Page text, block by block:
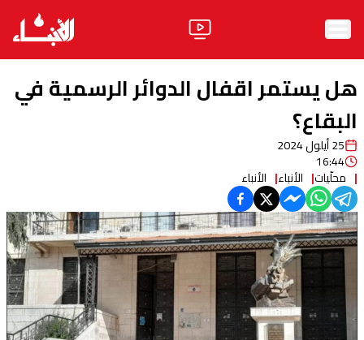
الأخبار
آراء
فيديو
مواقف
وليد جنبلاط
الحزب
ابحث
هل يستمر اقفال الدوائر الرسمية في
البقاع؟
25 أيلول 2024
16:44
محلّيات الأنباء الأنباء